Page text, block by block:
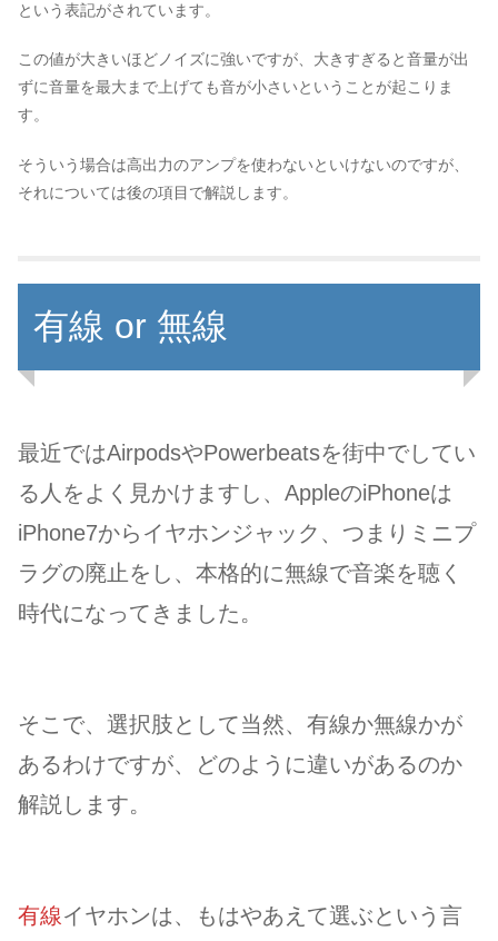
という表記がされています。
この値が大きいほどノイズに強いですが、大きすぎると音量が出
ずに音量を最大まで上げても音が小さいということが起こりま
す。
そういう場合は高出力のアンプを使わないといけないのですが、
それについては後の項目で解説します。
有線 or 無線
最近ではAirpodsやPowerbeatsを街中でしてい
る人をよく見かけますし、AppleのiPhoneは
iPhone7からイヤホンジャック、つまりミニプ
ラグの廃止をし、本格的に無線で音楽を聴く
時代になってきました。
そこで、選択肢として当然、有線か無線かが
あるわけですが、どのように違いがあるのか
解説します。
有線イヤホンは、もはやあえて選ぶという言